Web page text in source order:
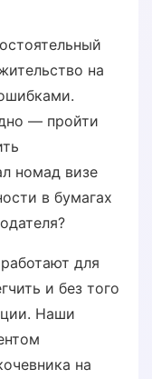
на
— пройти
номад визе
в бумагах
для
и без того
Наши
на